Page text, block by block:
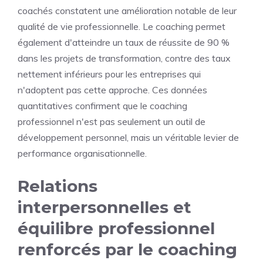
coachés constatent une amélioration notable de leur
qualité de vie professionnelle. Le coaching permet
également d'atteindre un taux de réussite de 90 %
dans les projets de transformation, contre des taux
nettement inférieurs pour les entreprises qui
n'adoptent pas cette approche. Ces données
quantitatives confirment que le coaching
professionnel n'est pas seulement un outil de
développement personnel, mais un véritable levier de
performance organisationnelle.
Relations
interpersonnelles et
équilibre professionnel
renforcés par le coaching